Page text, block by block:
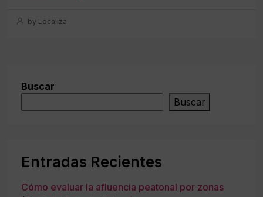
by Localiza
Buscar
Buscar
Entradas Recientes
Cómo evaluar la afluencia peatonal por zonas